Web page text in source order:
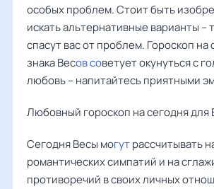
особых проблем. Стоит быть
искать альтернативные варианты –
спасут вас от проблем. Гороскоп на
знака Весов советует окунуться с
любовь – напитайтесь приятными
Любовный гороскоп на сегодня для
Сегодня Весы могутрассчитывать
романтических симпатий и на
противоречий в своих личных